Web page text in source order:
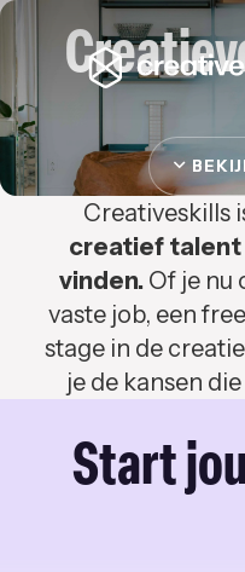
Creativeskills
creatief talent
vinden. Of je nu
vaste job, een
stage in de
je de kansen
Start